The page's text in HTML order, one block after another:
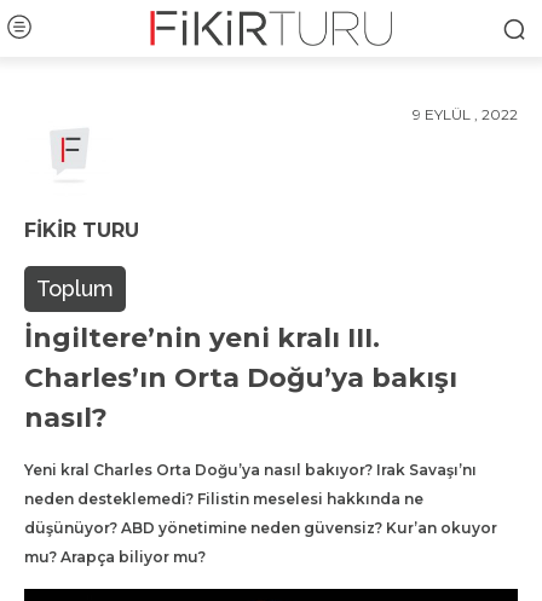
9 EYLÜL , 2022
FIKIR TURU
Toplum
İngiltere’nin yeni kralı III.
Charles’ın Orta Doğu’ya bakışı
nasıl?
Yeni kral Charles Orta Doğu’ya nasıl bakıyor? Irak Savaşı’nı
neden desteklemedi? Filistin meselesi hakkında ne
düşünüyor? ABD yönetimine neden güvensiz? Kur’an okuyor
mu? Arapça biliyor mu?